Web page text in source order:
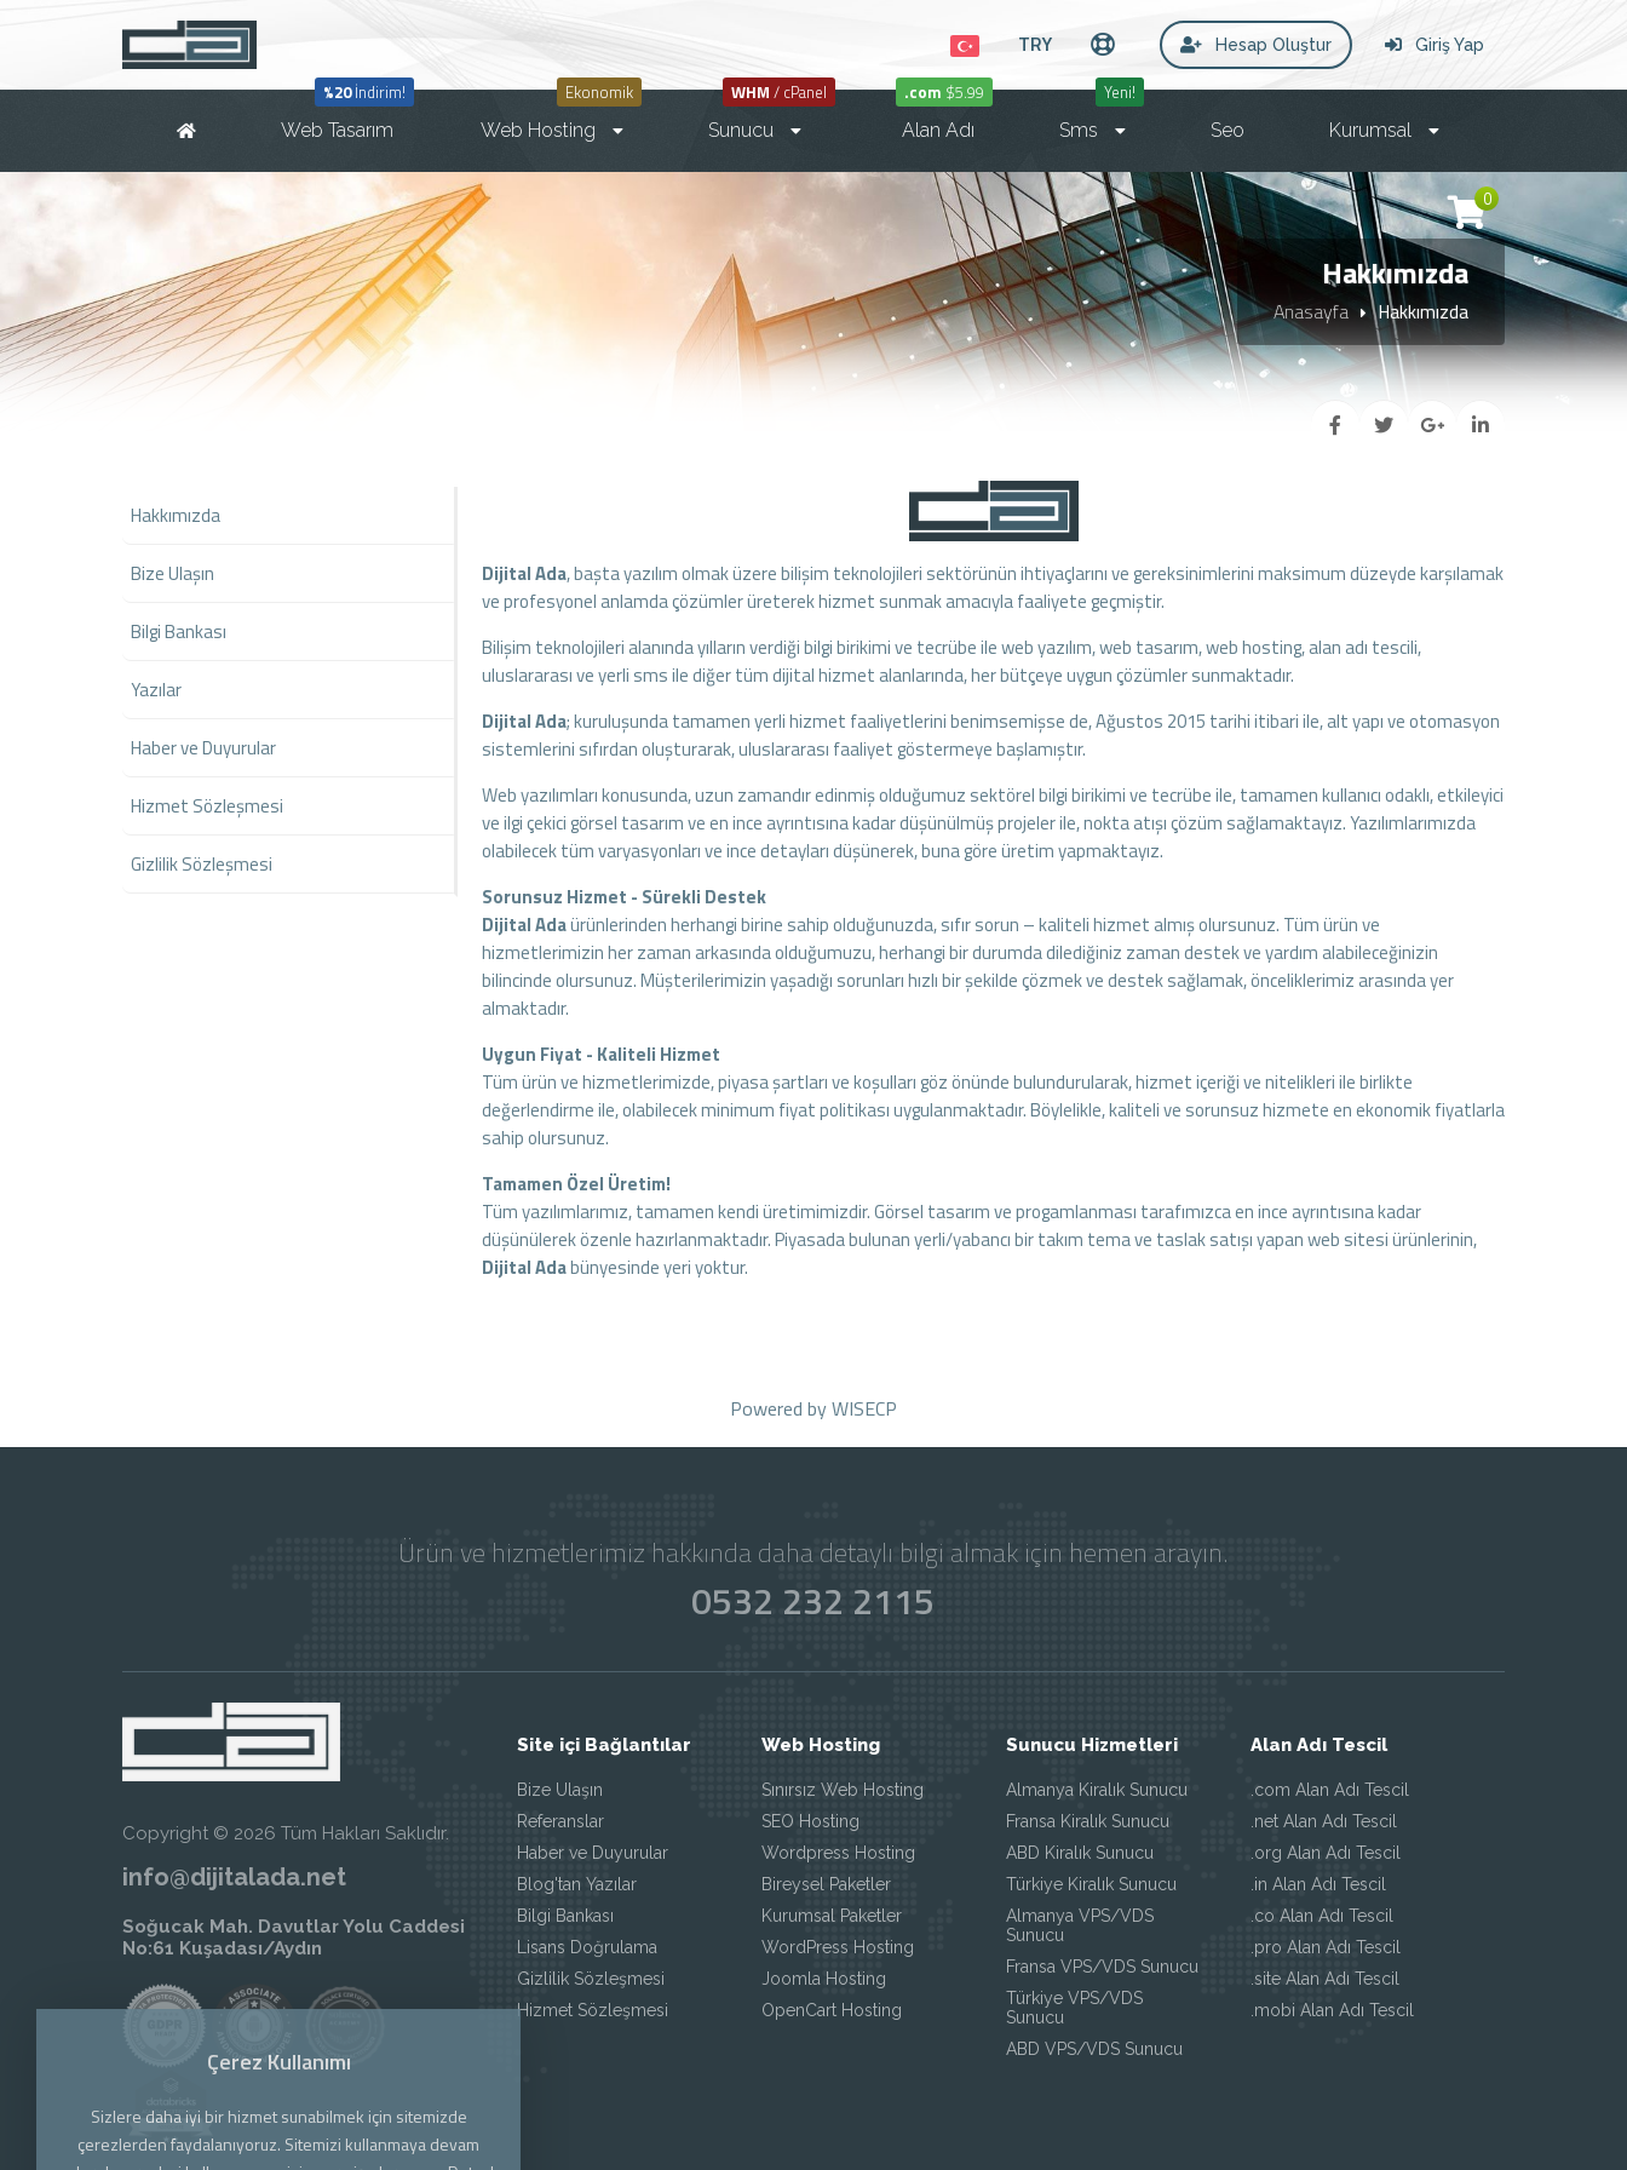
Giriş Yap
Hesap Oluştur
TRY
%20İndirim!
Web Tasarım
Ekonomik
Web Hosting
WHM / cPanel
Sunucu
.com $5.99
Alan Adı
Yeni!
Sms Seo Kurumsal
0
Hakkımızda
Anasayfa Hakkımızda
Dijital Ada, başta yazılım olmak üzere bilişim teknolojileri sektörünün ihtiyaçlarını ve gereksinimlerini maksimum düzeyde karşılamak
ve profesyonel anlamda çözümler üreterek hizmet sunmak amacıyla faaliyete geçmiştir.
Bilişim teknolojileri alanında yılların verdiği bilgi birikimi ve tecrübe ile web yazılım, web tasarım, web hosting, alan adı tescili,
uluslararası ve yerli sms ile diğer tüm dijital hizmet alanlarında, her bütçeye uygun çözümler sunmaktadır.
Dijital Ada; kuruluşunda tamamen yerli hizmet faaliyetlerini benimsemişse de, Ağustos 2015 tarihi itibari ile, alt yapı ve otomasyon
sistemlerini sıfırdan oluşturarak, uluslararası faaliyet göstermeye başlamıştır.
Web yazılımları konusunda, uzun zamandır edinmiş olduğumuz sektörel bilgi birikimi ve tecrübe ile, tamamen kullanıcı odaklı, etkileyici
ve ilgi çekici görsel tasarım ve en ince ayrıntısına kadar düşünülmüş projeler ile, nokta atışı çözüm sağlamaktayız. Yazılımlarımızda
olabilecek tüm varyasyonları ve ince detayları düşünerek, buna göre üretim yapmaktayız.
Sorunsuz Hizmet - Sürekli Destek
Dijital Adaürünlerinden herhangi birine sahip olduğunuzda, sıfır sorun – kaliteli hizmet almış olursunuz. Tüm ürün ve
hizmetlerimizin her zaman arkasında olduğumuzu, herhangi bir durumda dilediğiniz zaman destek ve yardım alabileceğinizin
bilincinde olursunuz. Müşterilerimizin yaşadığı sorunları hızlı bir şekilde çözmek ve destek sağlamak, önceliklerimiz arasında yer
almaktadır.
Uygun Fiyat - Kaliteli Hizmet
Tüm ürün ve hizmetlerimizde, piyasa şartları ve koşulları göz önünde bulundurularak, hizmet içeriği ve nitelikleri ile birlikte
değerlendirme ile, olabilecek minimum fiyat politikası uygulanmaktadır. Böylelikle, kaliteli ve sorunsuz hizmete en ekonomik fiyatlarla
sahip olursunuz.
Tamamen Özel Üretim!
Tüm yazılımlarımız, tamamen kendi üretimimizdir. Görsel tasarım ve progamlanması tarafımızca en ince ayrıntısına kadar
düşünülerek özenle hazırlanmaktadır. Piyasada bulunan yerli/yabancı bir takım tema ve taslak satışı yapan web sitesi ürünlerinin,
Dijital Adabünyesinde yeri yoktur.
Hakkımızda
Bize Ulaşın
Bilgi Bankası
Yazılar
Haber ve Duyurular
Hizmet Sözleşmesi
Gizlilik Sözleşmesi
Powered byWISECP
Ürün ve hizmetlerimiz hakkında daha detaylı bilgi almak için hemen arayın.
0532 232 2115
Copyright © 2026 Tüm Hakları Saklıdır.
info@dijitalada.net
Soğucak Mah. Davutlar Yolu Caddesi
No:61 Kuşadası/Aydın
Site içi Bağlantılar
Bize Ulaşın
Referanslar
Haber ve Duyurular
Blog'tan Yazılar
Bilgi Bankası
Lisans Doğrulama
Gizlilik Sözleşmesi
Hizmet Sözleşmesi
Web Hosting
Sınırsız Web Hosting
SEO Hosting
Wordpress Hosting
Bireysel Paketler
Kurumsal Paketler
WordPress Hosting
Joomla Hosting
OpenCart Hosting
Sunucu Hizmetleri
Almanya Kiralık Sunucu
Fransa Kiralık Sunucu
ABD Kiralık Sunucu
Türkiye Kiralık Sunucu
Almanya VPS/VDS
Sunucu
Fransa VPS/VDS Sunucu
Türkiye VPS/VDS
Sunucu
ABD VPS/VDS Sunucu
Alan Adı Tescil
.com Alan Adı Tescil
.net Alan Adı Tescil
.org Alan Adı Tescil
.in Alan Adı Tescil
.co Alan Adı Tescil
.pro Alan Adı Tescil
.site Alan Adı Tescil
.mobi Alan Adı Tescil
Çerez Kullanımı
Sizlere daha iyi bir hizmet sunabilmek için sitemizde
çerezlerden faydalanıyoruz. Sitemizi kullanmaya devam